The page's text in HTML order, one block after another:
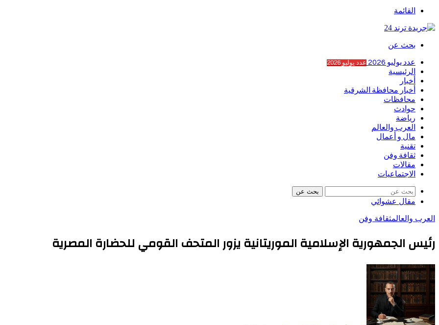
القائمة
بحث عن
عدد يوليو 2026 عدد يوليو 2026
الرئيسية
أخبار
أخبار محافظة الشرقية
محافظات
حوادث
رياضة
العرب والعالم
مال و أعمال
تقنية
ثقافة وفن
مقالات
الاجتماعيات
بحث عن
مقال عشوائي
العرب والعالمثقافة وفن
رئيس الجمهورية الإسلامية الموريتانية يزور المتحف القومي للحضارة المصرية